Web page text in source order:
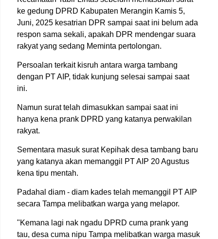
ke gedung DPRD Kabupaten Merangin Kamis 5,
Juni, 2025 kesatrian DPR sampai saat ini belum ada
respon sama sekali, apakah DPR mendengar suara
rakyat yang sedang Meminta pertolongan.
Persoalan terkait kisruh antara warga tambang
dengan PT AIP, tidak kunjung selesai sampai saat
ini.
Namun surat telah dimasukkan sampai saat ini
hanya kena prank DPRD yang katanya perwakilan
rakyat.
Sementara masuk surat Kepihak desa tambang baru
yang katanya akan memanggil PT AIP 20 Agustus
kena tipu mentah.
Padahal diam - diam kades telah memanggil PT AIP
secara Tampa melibatkan warga yang melapor.
"Kemana lagi nak ngadu DPRD cuma prank yang
tau, desa cuma nipu Tampa melibatkan warga masuk